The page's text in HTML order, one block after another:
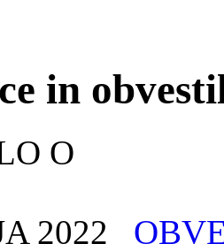
in